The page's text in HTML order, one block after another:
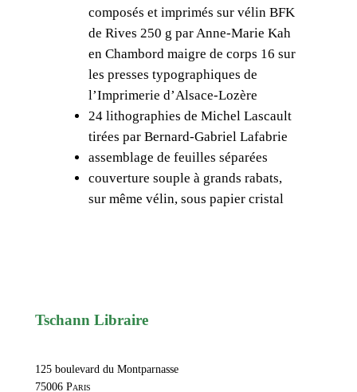
composés et imprimés sur vélin BFK
de Rives 250 g par Anne-Marie Kah
en Chambord maigre de corps 16 sur
les presses typographiques de
l’Imprimerie d’Alsace-Lozère
24 lithographies de Michel Lascault
tirées par Bernard-Gabriel Lafabrie
assemblage de feuilles séparées
couverture souple à grands rabats,
sur même vélin, sous papier cristal
Tschann Libraire
125 boulevard du Montparnasse
75006 Paris